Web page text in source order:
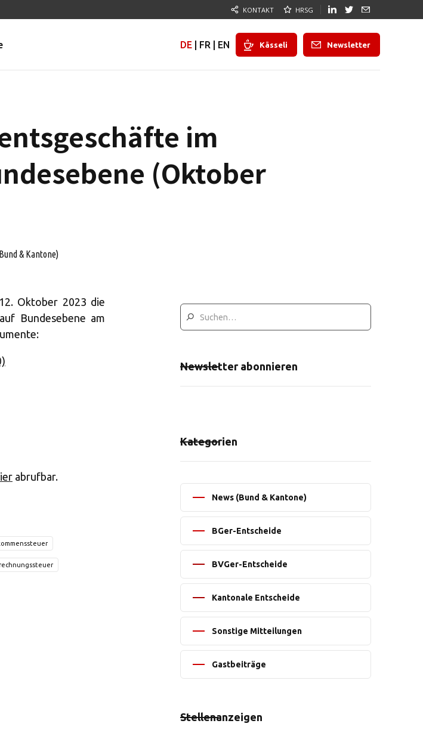
KONTAKT HRSG
DE FR EN Kässeli Newsletter
im
(Oktober
& Kantone)
Oktober 2023 die
Bundesebene am
abrufbar.
Newsletter abonnieren
Kategorien
News (Bund & Kantone)
BGer-Entscheide
BVGer-Entscheide
Kantonale Entscheide
Sonstige Mitteilungen
Gastbeiträge
Stellenanzeigen